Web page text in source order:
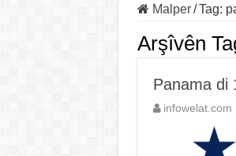
Malper / Tag:
Arşîvên
Panama di
infowelat.com